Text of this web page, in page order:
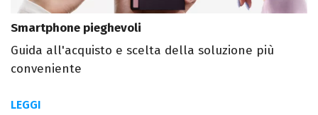
Smartphone pieghevoli
Guida all'acquisto e scelta della soluzione più
conveniente
LEGGI